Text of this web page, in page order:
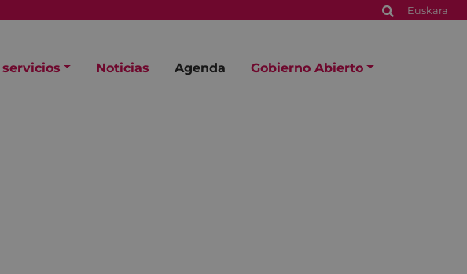
Euskara
Noticias Agenda Gobierno Abierto